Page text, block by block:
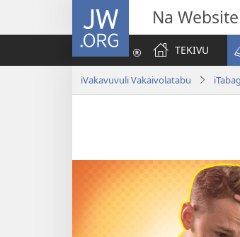
JW.ORG Na
TEKIVU
iVakavuvuli Vakaivolatabu